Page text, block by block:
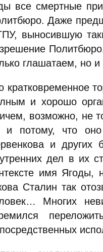
все смертные
Даже
выносившую
глашатаем, но
кратковременное
и хорошо
возможно, не
и потому, что
и других
дел в их
имя Ягоды,
Сталин так
Многих